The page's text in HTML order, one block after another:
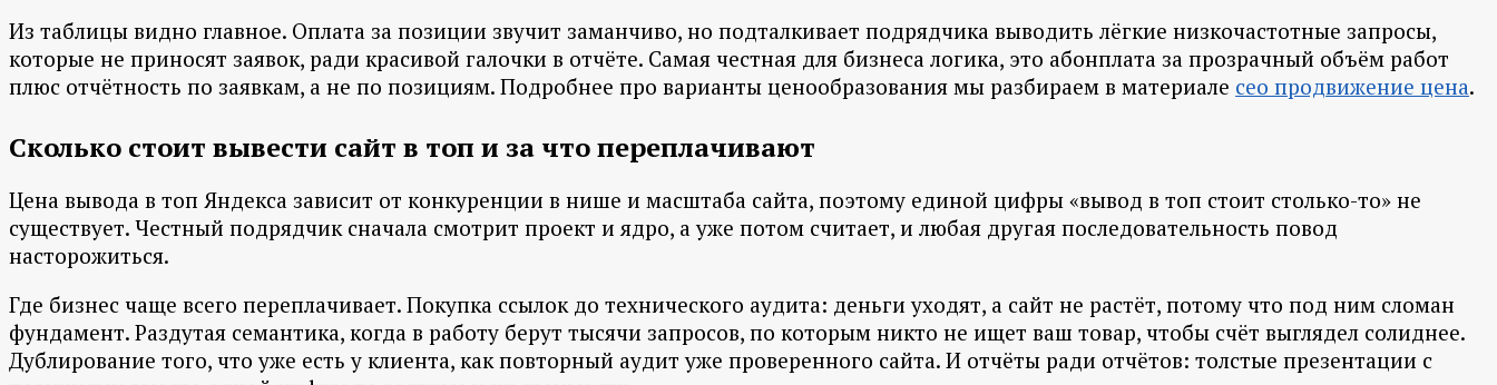
Из таблицы видно главное. Оплата за позиции звучит заманчиво, но подталкивает подрядчика выводить лёгкие низкочастотные запросы,
которые не приносят заявок, ради красивой галочки в отчёте. Самая честная для бизнеса логика, это абонплата за прозрачный объём работ
плюс отчётность по заявкам, а не по позициям. Подробнее про варианты ценообразования мы разбираем в материале сео продвижение цена.
Сколько стоит вывести сайт в топ и за что переплачивают
Цена вывода в топ Яндекса зависит от конкуренции в нише и масштаба сайта, поэтому единой цифры «вывод в топ стоит столько-то» не
существует. Честный подрядчик сначала смотрит проект и ядро, а уже потом считает, и любая другая последовательность повод
насторожиться.
Где бизнес чаще всего переплачивает. Покупка ссылок до технического аудита: деньги уходят, а сайт не растёт, потому что под ним сломан
фундамент. Раздутая семантика, когда в работу берут тысячи запросов, по которым никто не ищет ваш товар, чтобы счёт выглядел солиднее.
Дублирование того, что уже есть у клиента, как повторный аудит уже проверенного сайта. И отчёты ради отчётов: толстые презентации с